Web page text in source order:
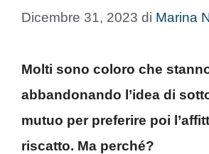
Dicembre 31, 2023 di Marina
Molti sono coloro che
abbandonando l’idea di
mutuo per preferire poi
riscatto. Ma perché?